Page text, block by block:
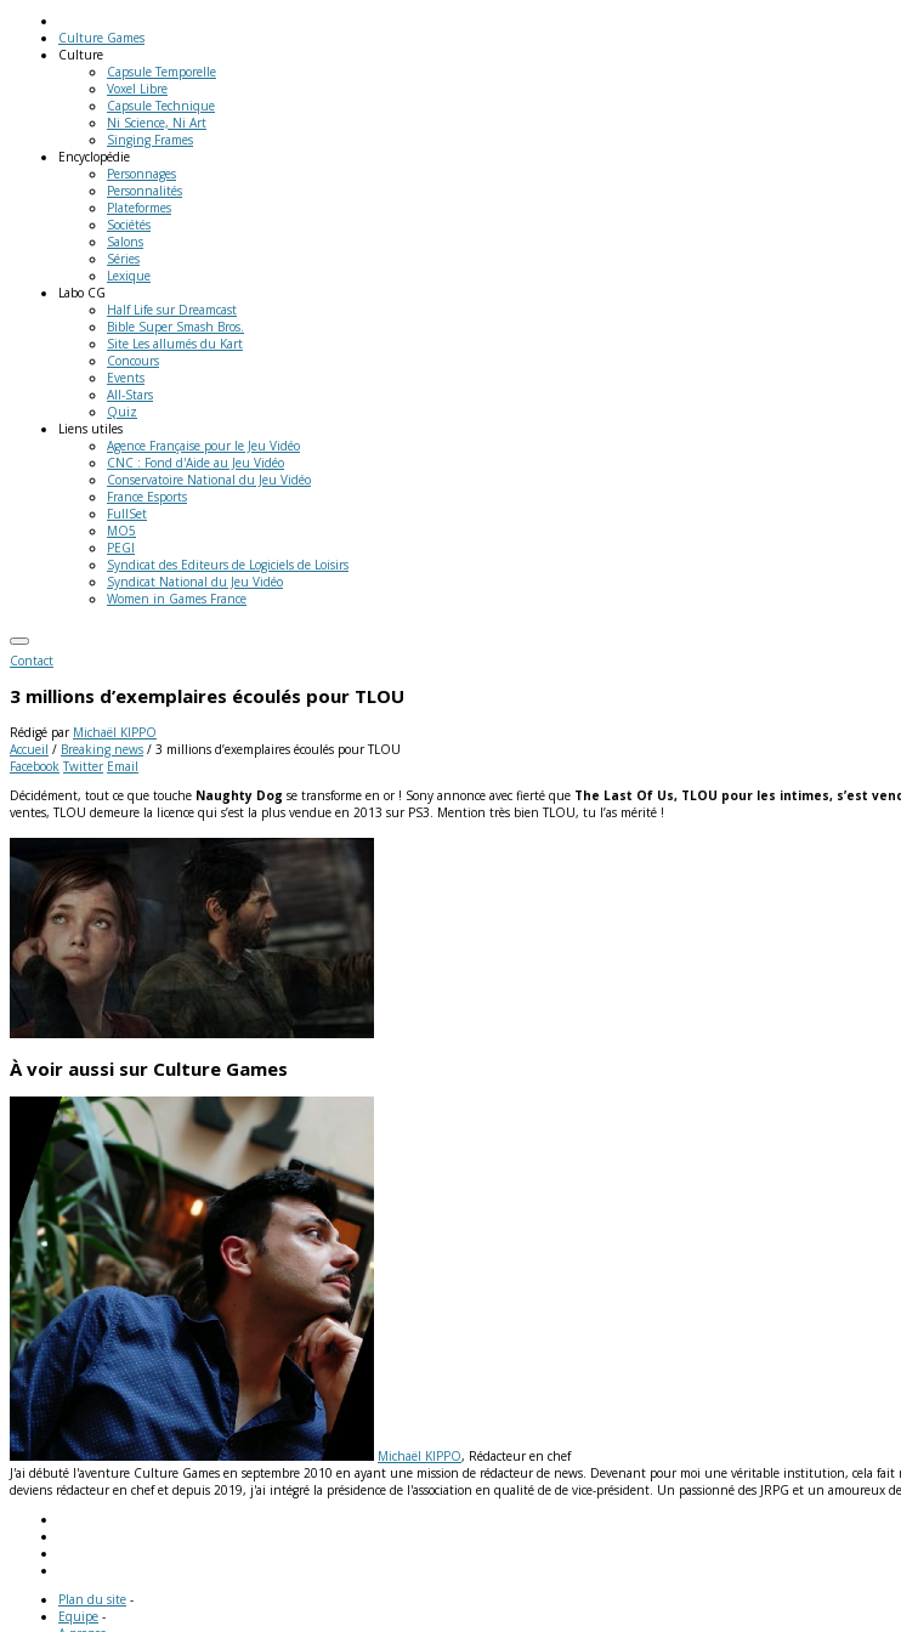
Culture Games
Culture
Capsule Temporelle
Voxel Libre
Capsule Technique
Ni Science, Ni Art
Singing Frames
Encyclopédie
Personnages
Personnalités
Plateformes
Sociétés
Salons
Séries
Lexique
Labo CG
Half Life sur Dreamcast
Bible Super Smash Bros.
Site Les allumés du Kart
Concours
Events
All-Stars
Quiz
Liens utiles
Agence Française pour le Jeu Vidéo
CNC : Fond d'Aide au Jeu Vidéo
Conservatoire National du Jeu Vidéo
France Esports
FullSet
MO5
PEGI
Syndicat des Editeurs de Logiciels de Loisirs
Syndicat National du Jeu Vidéo
Women in Games France
Contact
3 millions d’exemplaires écoulés pour TLOU
Rédigé par Michaël KIPPO
Accueil / Breaking news / 3 millions d’exemplaires écoulés pour TLOU
Facebook Twitter Email
Décidément, tout ce que touche Naughty Dog se transforme en or ! Sony annonce avec fierté que The Last Of Us, TLOU pour les intimes, s’est
ventes, TLOU demeure la licence qui s’est la plus vendue en 2013 sur PS3. Mention très bien TLOU, tu l’as mérité !
À voir aussi sur Culture Games
Michaël KIPPO, Rédacteur en chef
J'ai débuté l'aventure Culture Games en septembre 2010 en ayant une mission de rédacteur de news. Devenant pour moi une véritable institution, cela
deviens rédacteur en chef et depuis 2019, j'ai intégré la présidence de l'association en qualité de de vice-président. Un passionné des JRPG et un amoureux
Plan du site -
Equipe -